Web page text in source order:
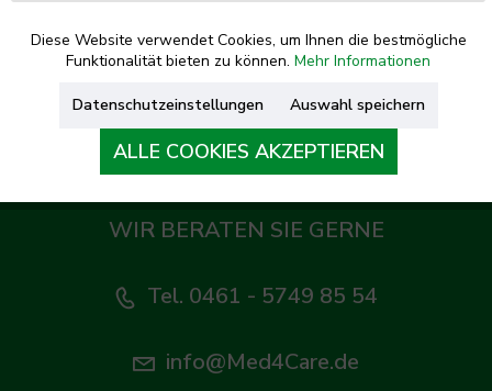
Der Kai Shun Messerblock - hochgradig qualitativ Eine
praktische und optisch reizvolle... mehr
WIR BERATEN SIE GERNE
Tel. 0461 - 5749 85 54
info@Med4Care.de
Diese Website verwendet Cookies, um Ihnen die bestmögliche
Funktionalität bieten zu können. Mehr Informationen
Datenschutzeinstellungen Auswahl speichern
ALLE COOKIES AKZEPTIEREN